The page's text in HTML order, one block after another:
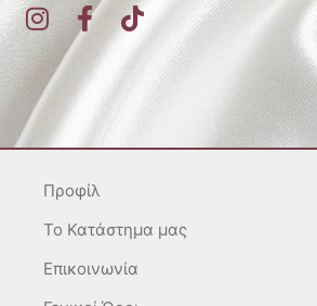
I
n
t
a
g
a
m
F
a
c
e
b
o
k
-
T
k
Προφίλ
To Κατάστημα μας
Επικοινωνία